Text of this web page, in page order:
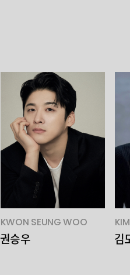
KWON SEUNG WOO
권승우 김